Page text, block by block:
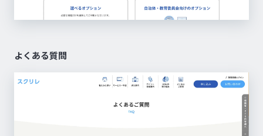
よくある質問